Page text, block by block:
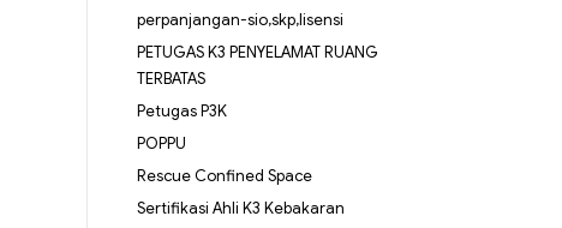
perpanjangan-sio,skp,lisensi
PETUGAS K3 PENYELAMAT RUANG
TERBATAS
Petugas P3K
POPPU
Rescue Confined Space
Sertifikasi Ahli K3 Kebakaran